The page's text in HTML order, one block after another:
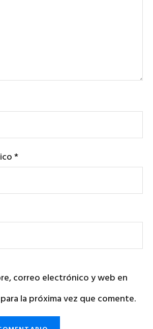
*
correo electrónico y web en
la próxima vez que comente.